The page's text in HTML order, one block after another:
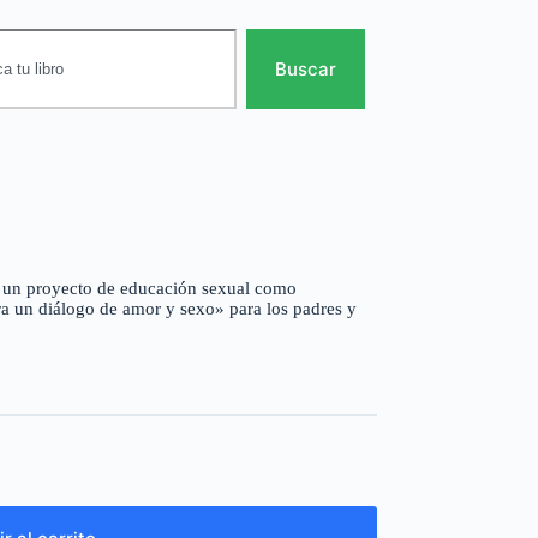
Buscar
proyecto de educación sexual como
un diálogo de amor y sexo» para los padres y